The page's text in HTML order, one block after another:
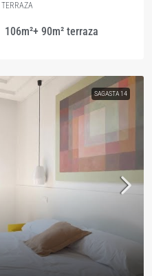
106m²+ 90m² terraza
SAGASTA 14